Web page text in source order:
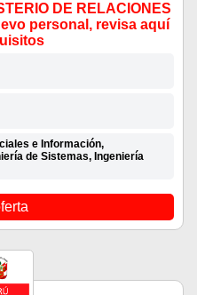
DE RELACIONES
personal, revisa aquí
e Información,
de Sistemas, Ingeniería